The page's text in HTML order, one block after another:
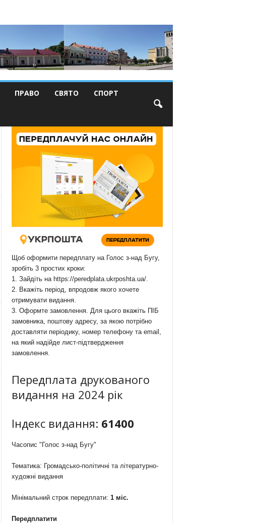
ПРАВО СВЯТО СПОРТ
Щоб оформити передплату на Голос з-над Бугу,
зробіть 3 простих кроки:
1. Зайдіть на https://peredplata.ukrposhta.ua/.
2. Вкажіть період, впродовж якого хочете
отримувати видання.
3. Оформте замовлення. Для цього вкажіть ПІБ
замовника, поштову адресу, за якою потрібно
доставляти періодику, номер телефону та email,
на який надійде лист-підтвердження
замовлення.
Передплата друкованого
видання на 2024 рік
Індекс видання: 61400
Часопис "Голос з-над Бугу"
Тематика: Громадсько-політичні та літературно-
художні видання
Мінімальний строк передплати: 1 міс.
Передплатити